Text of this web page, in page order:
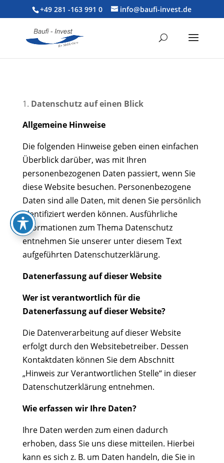
+49 281 -163 991 0 info@baufi-invest.de
Datenschutz auf einen Blick
Allgemeine Hinweise
Die folgenden Hinweise geben einen einfachen
Überblick darüber, was mit Ihren
personenbezogenen Daten passiert, wenn Sie
diese Website besuchen. Personenbezogene
Daten sind alle Daten, mit denen Sie persönlich
identifiziert werden können. Ausführliche
Informationen zum Thema Datenschutz
entnehmen Sie unserer unter diesem Text
aufgeführten Datenschutzerklärung.
Datenerfassung auf dieser Website
Wer ist verantwortlich für die
Datenerfassung auf dieser Website?
Die Datenverarbeitung auf dieser Website
erfolgt durch den Websitebetreiber. Dessen
Kontaktdaten können Sie dem Abschnitt
„Hinweis zur Verantwortlichen Stelle“ in dieser
Datenschutzerklärung entnehmen.
Wie erfassen wir Ihre Daten?
Ihre Daten werden zum einen dadurch
erhoben, dass Sie uns diese mitteilen. Hierbei
kann es sich z. B. um Daten handeln, die Sie in